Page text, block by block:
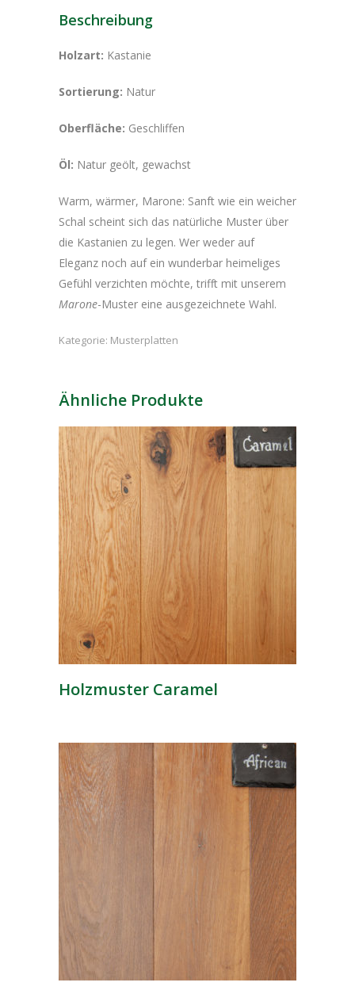
Beschreibung
Holzart: Kastanie
Sortierung: Natur
Oberfläche: Geschliffen
Öl: Natur geölt, gewachst
Warm, wärmer, Marone: Sanft wie ein weicher
Schal scheint sich das natürliche Muster über
die Kastanien zu legen. Wer weder auf
Eleganz noch auf ein wunderbar heimeliges
Gefühl verzichten möchte, trifft mit unserem
Marone-Muster eine ausgezeichnete Wahl.
Kategorie: Musterplatten
Ähnliche Produkte
Holzmuster Caramel